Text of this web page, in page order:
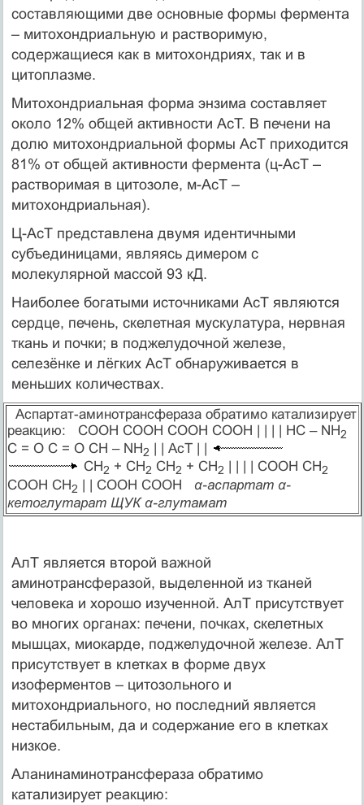
составляющими две основные формы фермента
– митохондриальную и растворимую,
содержащиеся как в митохондриях, так и в
цитоплазме.
Митохондриальная форма энзима составляет
около 12% общей активности АсТ. В печени на
долю митохондриальной формы АсТ приходится
81% от общей активности фермента (ц-АсТ –
растворимая в цитозоле, м-АсТ –
митохондриальная).
Ц-АсТ представлена двумя идентичными
субъединицами, являясь димером с
молекулярной массой 93 кД.
Наиболее богатыми источниками АсТ являются
сердце, печень, скелетная мускулатура, нервная
ткань и почки; в поджелудочной железе,
селезёнке и лёгких АсТ обнаруживается в
меньших количествах.
Аспартат-аминотрансфераза обратимо катализирует
реакцию: COOH COOH COOH COOH | | | | HC – NH2
C = O C = O CH – NH2 | | АсТ | |
CH2 + CH2 CH2 + CH2 | | | | COOH CH2
COOH CH2 | | COOH COOH α-аспартат α-
кетоглутарат ЩУК α-глутамат
АлТ является второй важной
аминотрансферазой, выделенной из тканей
человека и хорошо изученной. АлТ присутствует
во многих органах: печени, почках, скелетных
мышцах, миокарде, поджелудочной железе. АлТ
присутствует в клетках в форме двух
изоферментов – цитозольного и
митохондриального, но последний является
нестабильным, да и содержание его в клетках
низкое.
Аланинаминотрансфераза обратимо
катализирует реакцию: